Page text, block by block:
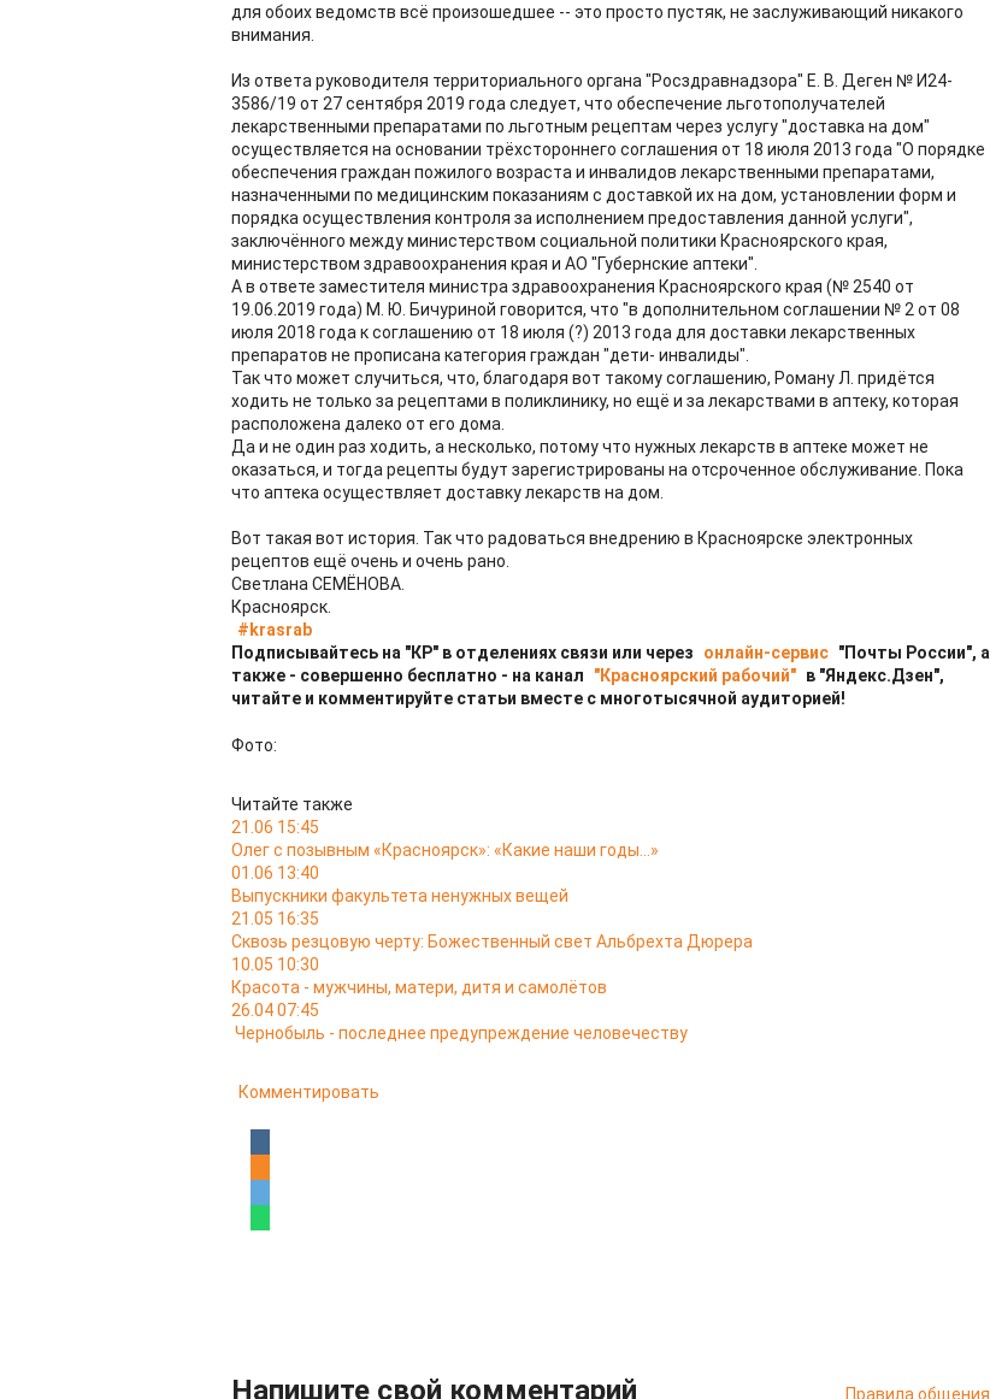
для обоих ведомств всё произошедшее -- это просто пустяк, не заслуживающий никакого
внимания.
Из ответа руководителя территориального органа "Росздравнадзора" Е. В. Деген № И24-
3586/19 от 27 сентября 2019 года следует, что обеспечение льготополучателей
лекарственными препаратами по льготным рецептам через услугу "доставка на дом"
осуществляется на основании трёхстороннего соглашения от 18 июля 2013 года "О порядке
обеспечения граждан пожилого возраста и инвалидов лекарственными препаратами,
назначенными по медицинским показаниям с доставкой их на дом, установлении форм и
порядка осуществления контроля за исполнением предоставления данной услуги",
заключённого между министерством социальной политики Красноярского края,
министерством здравоохранения края и АО "Губернские аптеки".
А в ответе заместителя министра здравоохранения Красноярского края (№ 2540 от
19.06.2019 года) М. Ю. Бичуриной говорится, что "в дополнительном соглашении № 2 от 08
июля 2018 года к соглашению от 18 июля (?) 2013 года для доставки лекарственных
препаратов не прописана категория граждан "дети- инвалиды".
Так что может случиться, что, благодаря вот такому соглашению, Роману Л. придётся
ходить не только за рецептами в поликлинику, но ещё и за лекарствами в аптеку, которая
расположена далеко от его дома.
Да и не один раз ходить, а несколько, потому что нужных лекарств в аптеке может не
оказаться, и тогда рецепты будут зарегистрированы на отсроченное обслуживание. Пока
что аптека осуществляет доставку лекарств на дом.
Вот такая вот история. Так что радоваться внедрению в Красноярске электронных
рецептов ещё очень и очень рано.
Светлана СЕМЁНОВА.
Красноярск.
#krasrab
Подписывайтесь на "КР" в отделениях связи или через
онлайн-сервис "Почты России", а
также - совершенно бесплатно - на канал
"Красноярский рабочий" в "Яндекс.Дзен",
читайте и комментируйте статьи вместе с многотысячной аудиторией!
Фото:
Читайте также
21.06 15:45
Олег с позывным «Красноярск»: «Какие наши годы…»
01.06 13:40
Выпускники факультета ненужных вещей
21.05 16:35
Сквозь резцовую черту: Божественный свет Альбрехта Дюрера
10.05 10:30
Красота - мужчины, матери, дитя и самолётов
26.04 07:45
Чернобыль - последнее предупреждение человечеству
Комментировать
Напишите свой комментарий Правила общения